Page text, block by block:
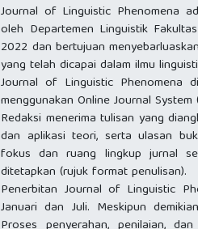
Journal of Linguistic Phenomena
oleh Departemen Linguistik
2022 dan bertujuan
yang telah dicapai dalam ilmu
Journal of Linguistic Phenomena
menggunakan Online Journal System
Redaksi menerima tulisan yang
dan aplikasi teori, serta ulasan
fokus dan ruang lingkup jurnal
ditetapkan (rujuk format penulisan).
Penerbitan Journal of Linguistic
Januari dan Juli. Meskipun